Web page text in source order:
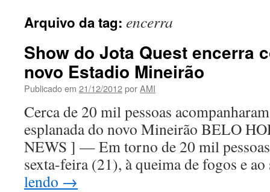
Arquivo da tag: encerra
Show do Jota Quest encerra
novo Estadio Mineirão
Publicado em 21/12/2012porAMI
Cerca de 20 mil pessoas
esplanada do novo Mineirão BELO
NEWS ] — Em torno de 20 mil
sexta-feira (21), à queima de fogos e
lendo →